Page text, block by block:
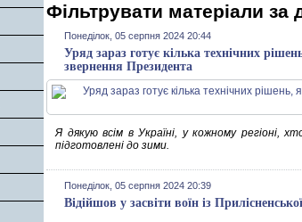
Фільтрувати матеріали
Понеділок, 05 серпня 2024 20:44
Уряд зараз готує кілька технічних
звернення Президента
Я дякую всім в Україні, у кожному регіоні,
підготовлені до зими.
Понеділок, 05 серпня 2024 20:39
Відійшов у засвіти воїн із